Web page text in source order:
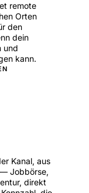
remote
Orten
den
dein
und
kann.
Kanal, aus
Jobbörse,
direkt